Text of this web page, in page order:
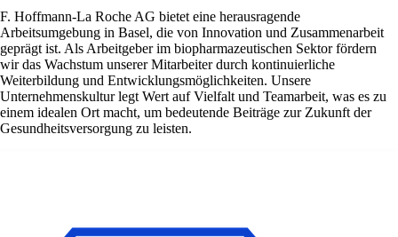
F. Hoffmann-La Roche AG bietet eine herausragende
Arbeitsumgebung in Basel, die von Innovation und Zusammenarbeit
geprägt ist. Als Arbeitgeber im biopharmazeutischen Sektor fördern
wir das Wachstum unserer Mitarbeiter durch kontinuierliche
Weiterbildung und Entwicklungsmöglichkeiten. Unsere
Unternehmenskultur legt Wert auf Vielfalt und Teamarbeit, was es zu
einem idealen Ort macht, um bedeutende Beiträge zur Zukunft der
Gesundheitsversorgung zu leisten.